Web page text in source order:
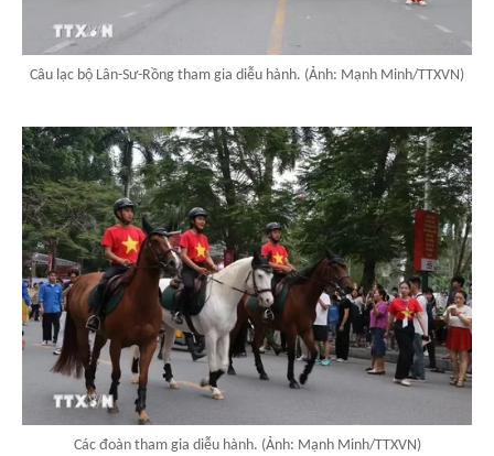
Câu lạc bộ Lân-Sư-Rồng tham gia diễu hành. (Ảnh: Mạnh Minh/TTXVN)
Các đoàn tham gia diễu hành. (Ảnh: Mạnh Minh/TTXVN)